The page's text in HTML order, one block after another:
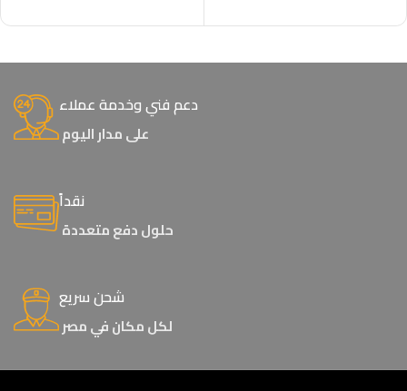
دعم فني وخدمة عملاء
على مدار اليوم
نقداً
حلول دفع متعددة
شحن سريع
لكل مكان في مصر